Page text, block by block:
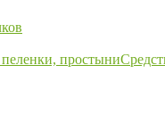
простыни